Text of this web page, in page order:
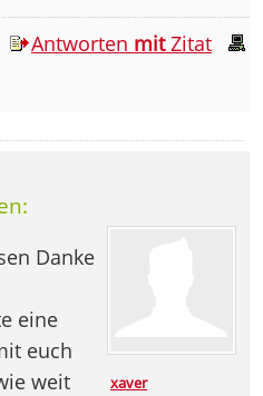
Antworten mitZitat
xaver
Danke
eine
euch
weit